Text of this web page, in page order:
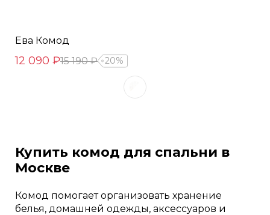
Ева Комод
12 090 ₽15 190 ₽ 20%
Купить комод для спальни в
Москве
Комод помогает организовать хранение
белья, домашней одежды, аксессуаров и